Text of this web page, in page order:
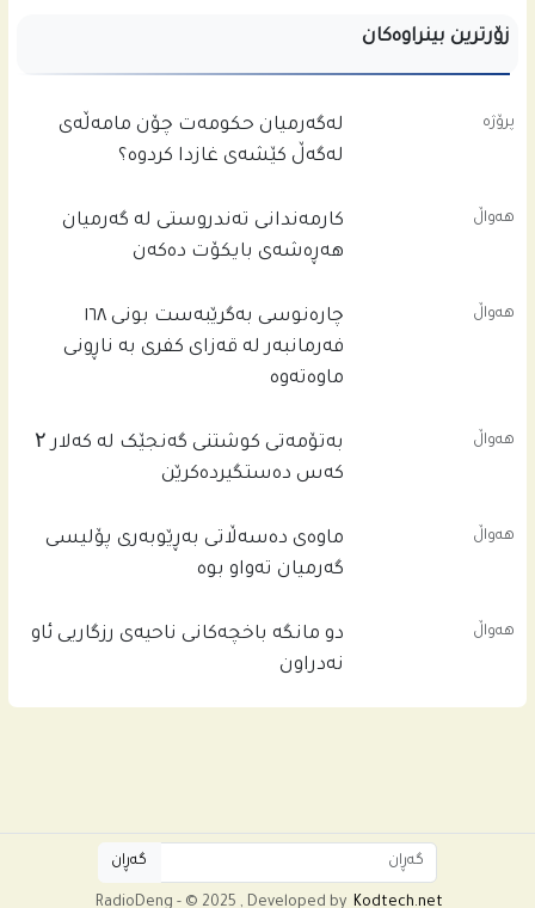
زۆرترین بینراوەکان
پرۆژە
له‌گه‌رمیان حكومه‌ت چۆن مامه‌ڵه‌ى
له‌گه‌ڵ كێشه‌ى غازدا كردوه‌؟
هەواڵ
کارمەندانی تەندروستی لە گەرمیان
هەڕەشەی بایکۆت دەکەن
هەواڵ
چاره‌نوسى به‌گرێبه‌ست بونى ١٦٨
فه‌رمانبه‌ر له‌ قه‌زاى كفرى به‌ ناڕونى
ماوه‌ته‌وه‌
هەواڵ
بەتۆمەتی کوشتنی گەنجێک لە کەلار ۲
کەس دەستگیردەکرێن
هەواڵ
ماوەی دەسەڵاتی بەڕێوبەری پۆلیسی
گەرمیان تەواو بوە
هەواڵ
دو مانگە باخچەکانی ناحیەی رزگاریی ئاو
نەدراون
Kodtech.net